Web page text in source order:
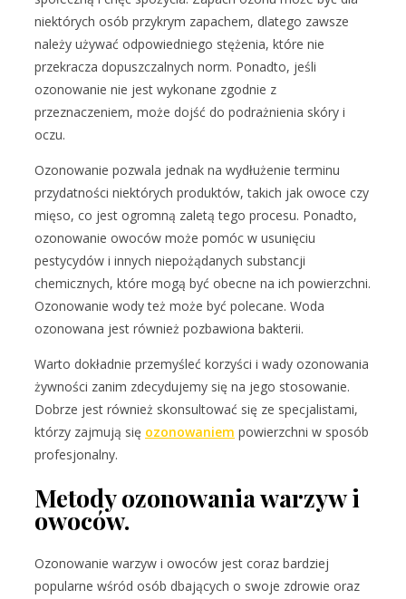
niektórych osób przykrym zapachem, dlatego zawsze
należy używać odpowiedniego stężenia, które nie
przekracza dopuszczalnych norm. Ponadto, jeśli
ozonowanie nie jest wykonane zgodnie z
przeznaczeniem, może dojść do podrażnienia skóry i
oczu.
Ozonowanie pozwala jednak na wydłużenie terminu
przydatności niektórych produktów, takich jak owoce czy
mięso, co jest ogromną zaletą tego procesu. Ponadto,
ozonowanie owoców może pomóc w usunięciu
pestycydów i innych niepożądanych substancji
chemicznych, które mogą być obecne na ich powierzchni.
Ozonowanie wody też może być polecane. Woda
ozonowana jest również pozbawiona bakterii.
Warto dokładnie przemyśleć korzyści i wady ozonowania
żywności zanim zdecydujemy się na jego stosowanie.
Dobrze jest również skonsultować się ze specjalistami,
którzy zajmują się ozonowaniem powierzchni w sposób
profesjonalny.
Metody ozonowania warzyw i
owoców.
Ozonowanie warzyw i owoców jest coraz bardziej
popularne wśród osób dbających o swoje zdrowie oraz